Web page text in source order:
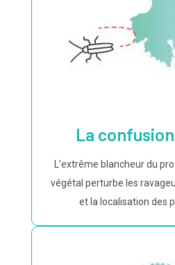
La
L’extrême blancheur du
végétal perturbe les
et la localisation des